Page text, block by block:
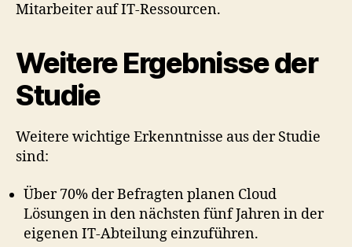
Mitarbeiter auf IT-Ressourcen.
Weitere Ergebnisse der
Studie
Weitere wichtige Erkenntnisse aus der Studie
sind:
Über 70% der Befragten planen Cloud
Lösungen in den nächsten fünf Jahren in der
eigenen IT-Abteilung einzuführen.